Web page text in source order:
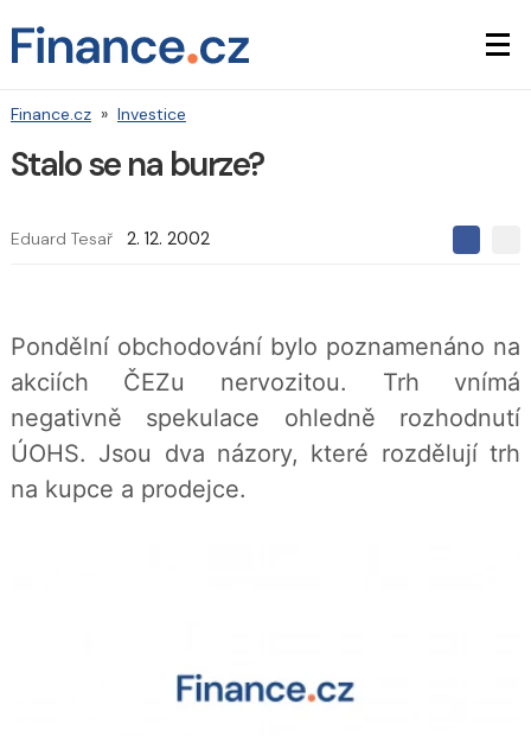
Finance.cz » Investice
Stalo se na burze?
Eduard Tesař 2. 12. 2002
S
l
e
t
S
j
e
a
F
a
c
j
e
a
í
Pondělní obchodování bylo poznamenáno na
akciích ČEZu nervozitou. Trh vnímá
negativně spekulace ohledně rozhodnutí
ÚOHS. Jsou dva názory, které rozdělují trh
na kupce a prodejce.